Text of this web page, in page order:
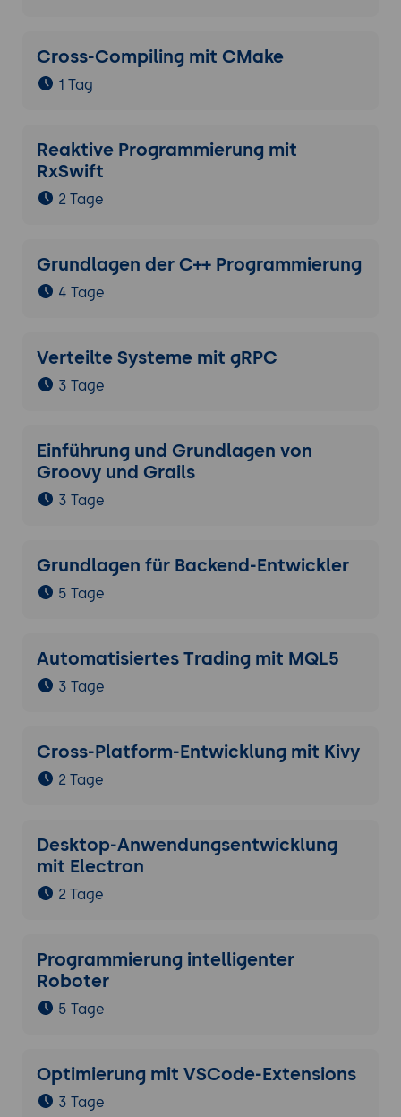
Cross-Compiling mit CMake
1 Tag
Reaktive Programmierung mit
RxSwift
2 Tage
Grundlagen der C++ Programmierung
4 Tage
Verteilte Systeme mit gRPC
3 Tage
Einführung und Grundlagen von
Groovy und Grails
3 Tage
Grundlagen für Backend-Entwickler
5 Tage
Automatisiertes Trading mit MQL5
3 Tage
Cross-Platform-Entwicklung mit Kivy
2 Tage
Desktop-Anwendungsentwicklung
mit Electron
2 Tage
Programmierung intelligenter
Roboter
5 Tage
Optimierung mit VSCode-Extensions
3 Tage